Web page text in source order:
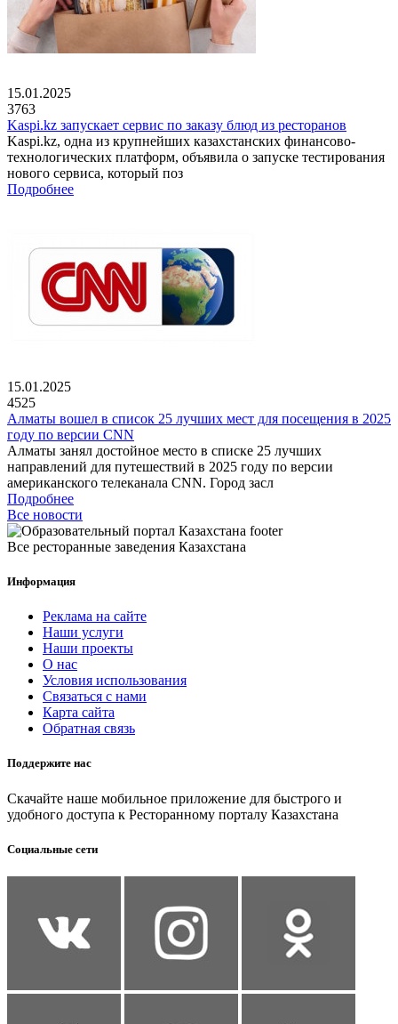
15.01.2025
3763
Kaspi.kz запускает сервис по заказу блюд из ресторанов
Kaspi.kz, одна из крупнейших казахстанских финансово-
технологических платформ, объявила о запуске тестирования
нового сервиса, который поз
Подробнее
15.01.2025
4525
Алматы вошел в список 25 лучших мест для посещения в 2025
году по версии CNN
Алматы занял достойное место в списке 25 лучших
направлений для путешествий в 2025 году по версии
американского телеканала CNN. Город засл
Подробнее
Все новости
Все ресторанные заведения Казахстана
Информация
Реклама на сайте
Наши услуги
Наши проекты
О нас
Условия использования
Связаться с нами
Карта сайта
Обратная связь
Поддержите нас
Скачайте наше мобильное приложение для быстрого и
удобного доступа к Ресторанному порталу Казахстана
Социальные сети